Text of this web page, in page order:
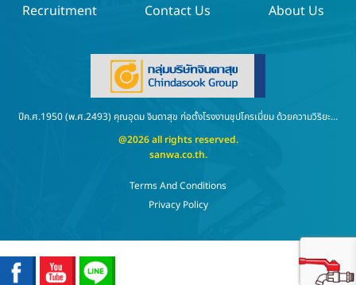
Recruitment Contact Us About Us
ปีค.ศ.1950 (พ.ศ.2493) คุณอุดม จินดาสุข ก่อตั้งโรงงานชุปโครเมี่ยม ด้วยความวิริยะ...
@2026 all rights reserved.
sanwa.co.th.
Terms And Conditions
Privacy Policy